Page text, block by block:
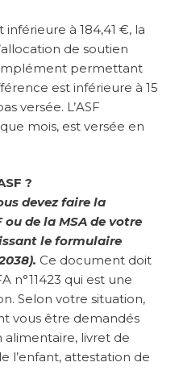
à 184,41 €, la
de soutien
permettant
est inférieure à 15
versée. L’ASF
mois, est versée en
?
devez faire la
ou de la MSA de votre
le formulaire
Ce document doit
n°11423 qui est une
Selon votre situation,
vous être demandés
livret de
l’enfant, attestation de